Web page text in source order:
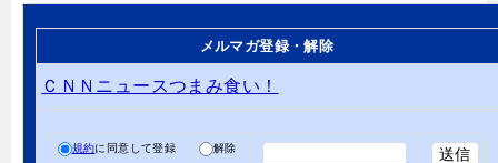
メルマガ登録・解除
ＣＮＮニュースつまみ食い！
規約に同意して登録 解除